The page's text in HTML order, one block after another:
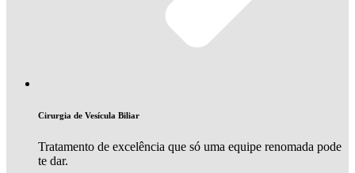
Cirurgia de Vesícula Biliar
Tratamento de excelência que só uma equipe renomada pode
te dar.